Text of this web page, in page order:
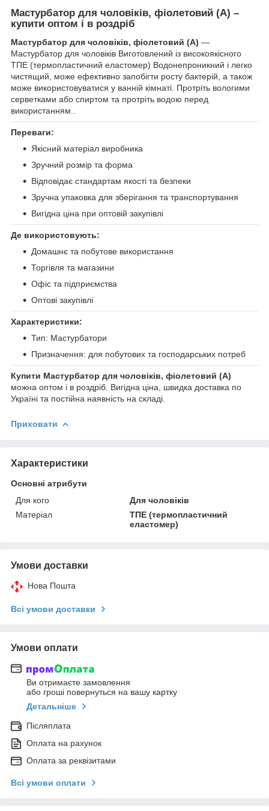
Мастурбатор для чоловіків, фіолетовий (А) –
купити оптом і в роздріб
Мастурбатор для чоловіків, фіолетовий (А) —
Мастурбатор для чоловіків Виготовлений із високоякісного
ТПЕ (термопластичний еластомер) Водонепроникний і легко
чистящий, може ефективно запобігти росту бактерій, а також
може використовуватися у ванній кімнаті. Протріть вологими
серветками або спиртом та протріть водою перед
використанням..
Переваги:
Якісний матеріал виробника
Зручний розмір та форма
Відповідає стандартам якості та безпеки
Зручна упаковка для зберігання та транспортування
Вигідна ціна при оптовій закупівлі
Де використовують:
Домашнє та побутове використання
Торгівля та магазини
Офіс та підприємства
Оптові закупівлі
Характеристики:
Тип: Мастурбатори
Призначення: для побутових та господарських потреб
Купити Мастурбатор для чоловіків, фіолетовий (А)
можна оптом і в роздріб. Вигідна ціна, швидка доставка по
Україні та постійна наявність на складі.
Приховати
Характеристики
Основні атрибути
Для кого
Для чоловіків
Матеріал
ТПЕ (термопластичний
еластомер)
Умови доставки
Нова Пошта
Всі умови доставки
Умови оплати
Ви отримаєте замовлення
або гроші повернуться на вашу картку
Детальніше
Післяплата
Оплата на рахунок
Оплата за реквізитами
Всі умови оплати